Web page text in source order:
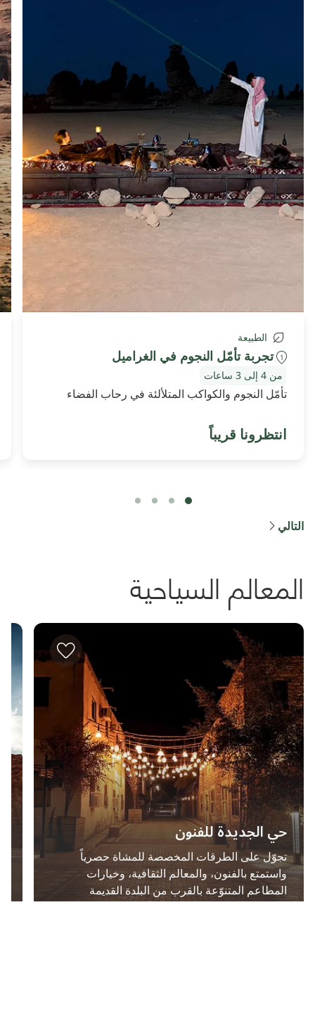
الطبيعة
1 تجربة تأمّل النجوم في الغراميل
من 4 إلى 3 ساعات
تأمّل النجوم والكواكب المتلألئة في رحاب الفضاء
انتظرونا قريباً
التالي
2
رحلات منطاد عند شروق الشمس في
العلا
المعالم السياحية
حي الجديدة للفنون
تجوّل على الطرقات المخصصة للمشاة حصرياً
واستمتع بالفنون، والمعالم الثقافية، وخيارات
المطاعم المتنوّعة بالقرب من البلدة القديمة